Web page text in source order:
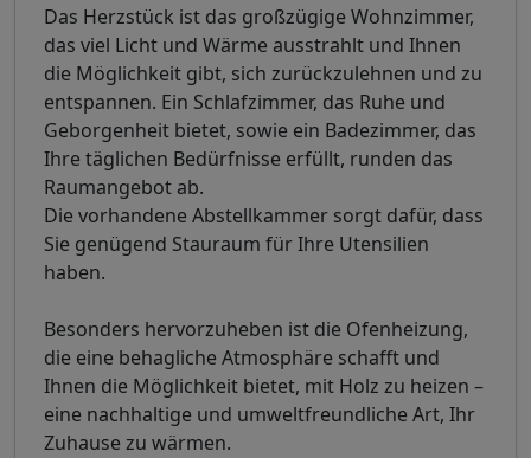
Das Herzstück ist das großzügige Wohnzimmer,
das viel Licht und Wärme ausstrahlt und Ihnen
die Möglichkeit gibt, sich zurückzulehnen und zu
entspannen. Ein Schlafzimmer, das Ruhe und
Geborgenheit bietet, sowie ein Badezimmer, das
Ihre täglichen Bedürfnisse erfüllt, runden das
Raumangebot ab.
Die vorhandene Abstellkammer sorgt dafür, dass
Sie genügend Stauraum für Ihre Utensilien
haben.
Besonders hervorzuheben ist die Ofenheizung,
die eine behagliche Atmosphäre schafft und
Ihnen die Möglichkeit bietet, mit Holz zu heizen –
eine nachhaltige und umweltfreundliche Art, Ihr
Zuhause zu wärmen.